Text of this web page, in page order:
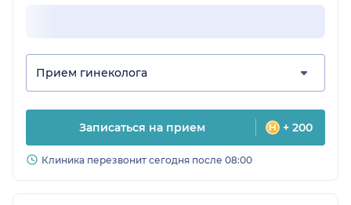
Прием гинеколога
Записаться на прием + 200
Клиника перезвонит сегодня после 08:00